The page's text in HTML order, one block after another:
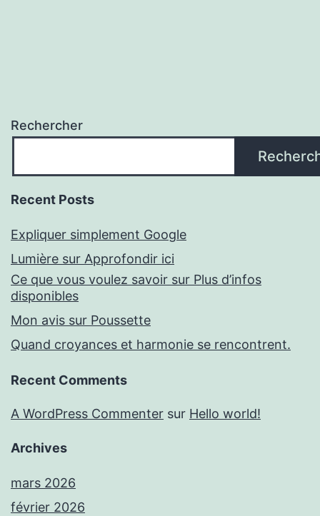
Rechercher
Recent Posts
Expliquer simplement Google
Lumière sur Approfondir ici
Ce que vous voulez savoir sur Plus d’infos
disponibles
Mon avis sur Poussette
Quand croyances et harmonie se rencontrent.
Recent Comments
A WordPress Commenter sur Hello world!
Archives
mars 2026
février 2026